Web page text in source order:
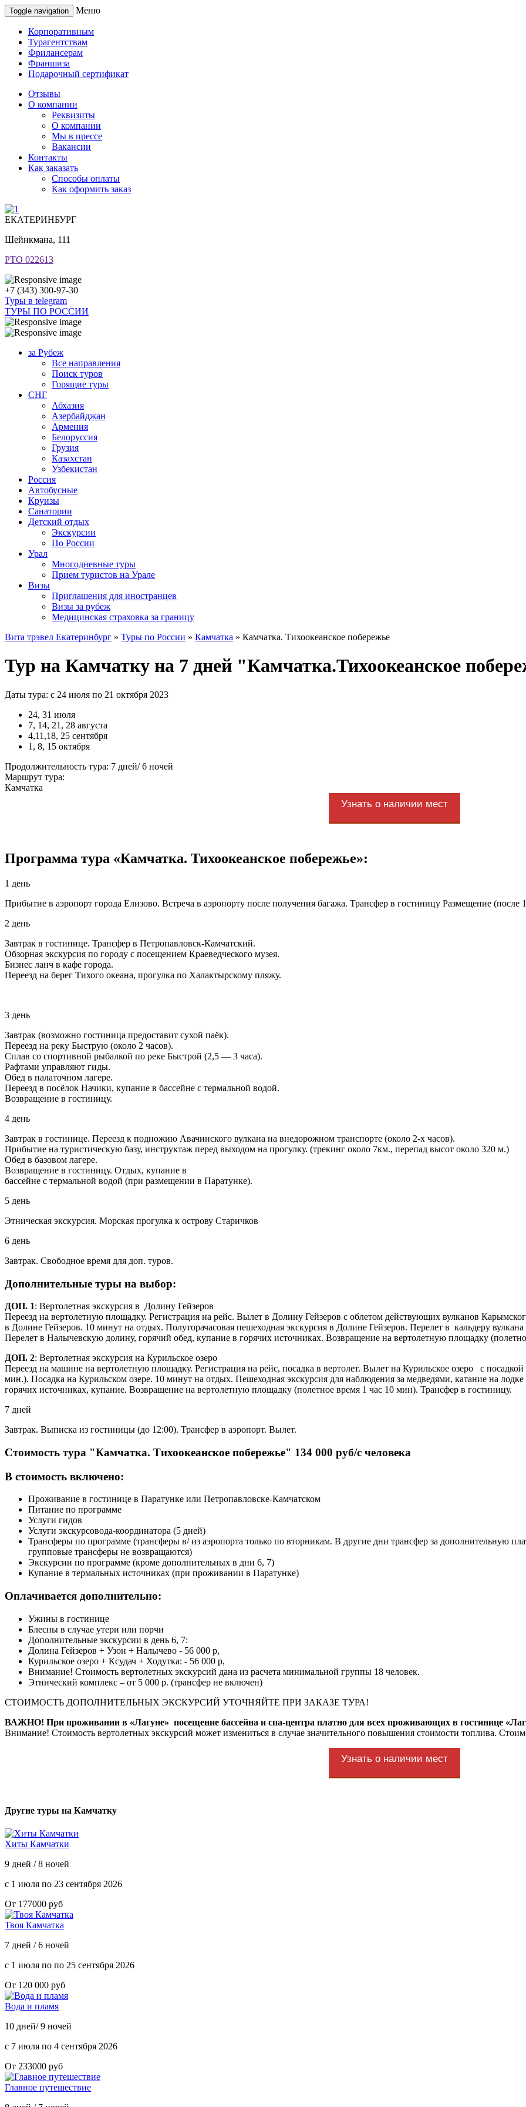
Toggle navigation Меню
Корпоративным
Турагентствам
Фрилансерам
Франшиза
Подарочный сертификат
Отзывы
О компании
Реквизиты
О компании
Мы в прессе
Вакансии
Контакты
Как заказать
Способы оплаты
Как оформить заказ
ЕКАТЕРИНБУРГ
Шейнкмана, 111
РТО 022613
+7 (343) 300-97-30
Туры в telegram
ТУРЫ ПО РОССИИ
за Рубеж
Все направления
Поиск туров
Горящие туры
СНГ
Абхазия
Азербайджан
Армения
Белоруссия
Грузия
Казахстан
Узбекистан
Россия
Автобусные
Круизы
Санатории
Детский отдых
Экскурсии
По России
Урал
Многодневные туры
Прием туристов на Урале
Визы
Приглашения для иностранцев
Визы за рубеж
Медицинская страховка за границу
Вита трэвел Екатеринбург » Туры по России » Камчатка » Камчатка. Тихоокеанское побережье
Тур на Камчатку на 7 дней "Камчатка.Тихоокеанское
Даты тура: с 24 июля по 21 октября 2023
24, 31 июля
7, 14, 21, 28 августа
4,11,18, 25 сентября
1, 8, 15 октября
Продолжительность тура: 7 дней/ 6 ночей
Маршрут тура:
Камчатка
Узнать о наличии мест
Программа тура «Камчатка. Тихоокеанское побережье»:
1 день
Прибытие в аэропорт города Елизово. Встреча в аэропорту после получения багажа. Трансфер в гостиницу Размещение (после
2 день
Завтрак в гостинице. Трансфер в Петропавловск-Камчатский.
Обзорная экскурсия по городу с посещением Краеведческого музея.
Бизнес ланч в кафе города.
Переезд на берег Тихого океана, прогулка по Халактырскому пляжу.
3 день
Завтрак (возможно гостиница предоставит сухой паёк).
Переезд на реку Быструю (около 2 часов).
Сплав со спортивной рыбалкой по реке Быстрой (2,5 — 3 часа).
Рафтами управляют гиды.
Обед в палаточном лагере.
Переезд в посёлок Начики, купание в бассейне с термальной водой.
Возвращение в гостиницу.
4 день
Завтрак в гостинице. Переезд к подножию Авачинского вулкана на внедорожном транспорте (около 2-х часов).
Прибытие на туристическую базу, инструктаж перед выходом на прогулку. (трекинг около 7км., перепад высот около 320 м.)
Обед в базовом лагере.
Возвращение в гостиницу. Отдых, купание в
бассейне с термальной водой (при размещении в Паратунке).
5 день
Этническая экскурсия. Морская прогулка к острову Старичков
6 день
Завтрак. Свободное время для доп. туров.
Дополнительные туры на выбор:
ДОП. 1: Вертолетная экскурсия в Долину Гейзеров
Переезд на вертолетную площадку. Регистрация на рейс. Вылет в Долину Гейзеров с облетом действующих вулканов
в Долине Гейзеров. 10 минут на отдых. Полуторачасовая пешеходная экскурсия в Долине Гейзеров. Перелет в кальдеру
Перелет в Налычевскую долину, горячий обед, купание в горячих источниках. Возвращение на вертолетную площадку
ДОП. 2: Вертолетная экскурсия на Курильское озеро
Переезд на машине на вертолетную площадку. Регистрация на рейс, посадка в вертолет. Вылет на Курильское озеро с
мин.). Посадка на Курильском озере. 10 минут на отдых. Пешеходная экскурсия для наблюдения за медведями, катание на
горячих источниках, купание. Возвращение на вертолетную площадку (полетное время 1 час 10 мин). Трансфер в гостиницу.
7 дней
Завтрак. Выписка из гостиницы (до 12:00). Трансфер в аэропорт. Вылет.
Стоимость тура "Камчатка. Тихоокеанское побережье" 134 000 руб/с человека
В стоимость включено:
Проживание в гостинице в Паратунке или Петропавловске-Камчатском
Питание по программе
Услуги гидов
Услуги экскурсовода-координатора (5 дней)
Трансферы по программе (трансферы в/ из аэропорта только по вторникам. В другие дни трансфер за дополнительную
групповые трансферы не возвращаются)
Экскурсии по программе (кроме дополнительных в дни 6, 7)
Купание в термальных источниках (при проживании в Паратунке)
Оплачивается дополнительно:
Ужины в гостинице
Блесны в случае утери или порчи
Дополнительные экскурсии в день 6, 7:
Долина Гейзеров + Узон + Налычево - 56 000 р,
Курильское озеро + Ксудач + Ходутка: - 56 000 р,
Внимание! Стоимость вертолетных экскурсий дана из расчета минимальной группы 18 человек.
Этнический комплекс – от 5 000 р. (трансфер не включен)
СТОИМОСТЬ ДОПОЛНИТЕЛЬНЫХ ЭКСКУРСИЙ УТОЧНЯЙТЕ ПРИ ЗАКАЗЕ ТУРА!
ВАЖНО! При проживании в «Лагуне» посещение бассейна и спа-центра платно для всех проживающих в гостинице
Внимание! Стоимость вертолетных экскурсий может измениться в случае значительного повышения стоимости топлива.
Узнать о наличии мест
Другие туры на Камчатку
Хиты Камчатки
9 дней / 8 ночей
с 1 июля по 23 сентября 2026
От 177000 руб
Твоя Камчатка
7 дней / 6 ночей
с 1 июля по по 25 сентября 2026
От 120 000 руб
Вода и пламя
10 дней/ 9 ночей
с 7 июля по 4 сентября 2026
От 233000 руб
Главное путешествие